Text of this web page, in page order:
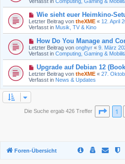
r
a
g
e
B
e
i
t
a
g
N
e
u
e
B
e
i
t
a
g
Wie sieht euer Heimkino-
Letzter Beitrag von theXME « 12. April
Verfasst in Musik, TV & Kino
N
e
u
e
B
e
i
t
How Do You Manage and
Letzter Beitrag von onghyr « 9. März
Verfasst in Computing, Gaming &
N
e
u
e
t
Upgrade auf Debian 12
Letzter Beitrag von theXME « 27.
Verfasst in News & Updates
Die Suche ergab 426 Treffer Seite
1
Foren-Übersicht